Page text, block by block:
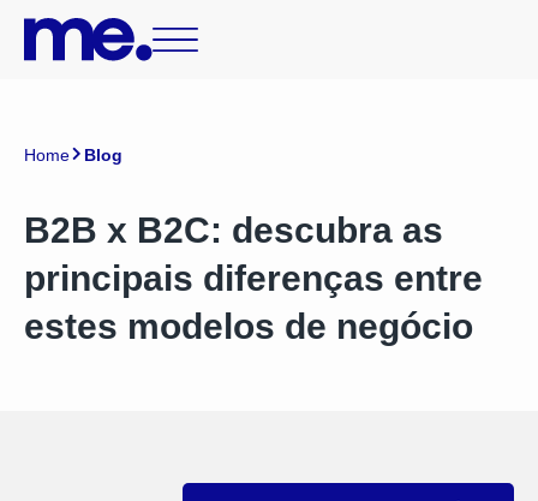
Home Blog
B2B x B2C: descubra as
principais diferenças entre
estes modelos de negócio